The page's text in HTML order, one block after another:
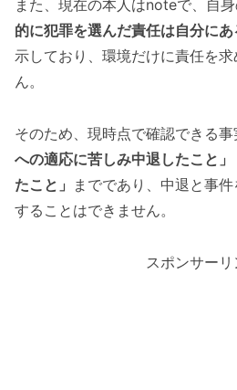
また、現在の本人はnoteで、自
的に犯罪を選んだ責任は自分にあ
示しており、環境だけに責任を
ん。
そのため、現時点で確認できる事
への適応に苦しみ中退したこと
たこと」 までであり、中退と事
することはできません。
スポンサーリ